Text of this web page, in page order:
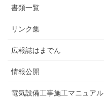
書類一覧
リンク集
広報誌はまでん
情報公開
電気設備工事施工マニュアル